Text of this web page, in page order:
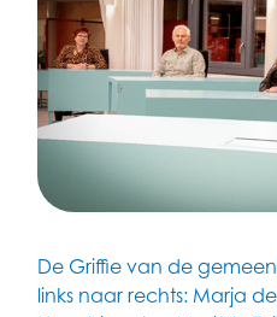
De Griffie van de
links naar rechts: Marja